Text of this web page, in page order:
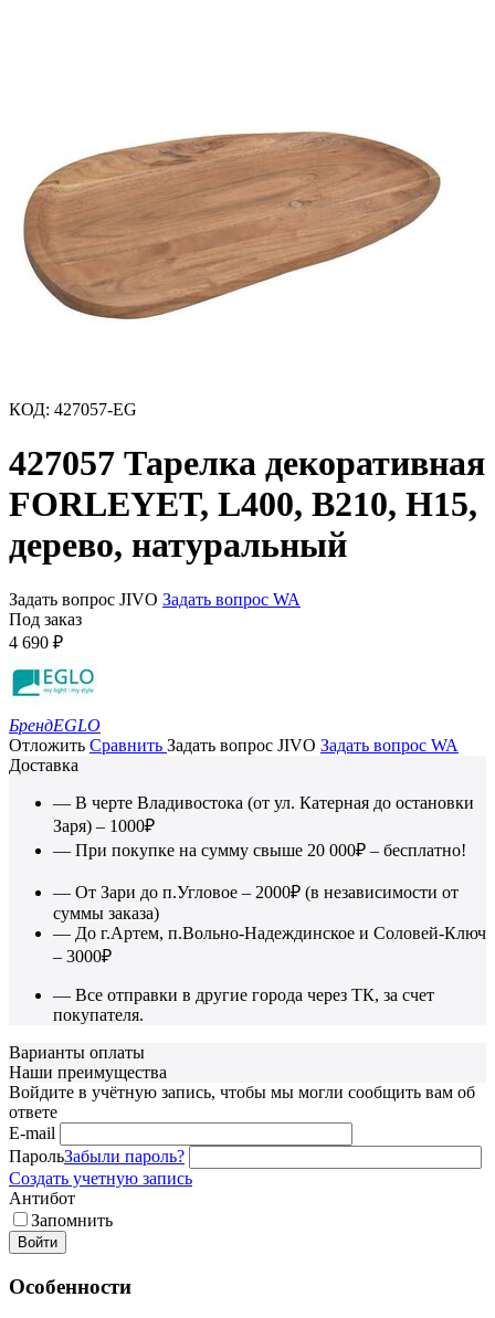
КОД: 427057-EG
427057 Тарелка декоративная
FORLEYET, L400, B210, H15,
дерево, натуральный
Задать вопрос JIVO Задать вопрос WA
Под заказ
4 690 ₽
БрендEGLO
Отложить Сравнить Задать вопрос JIVO Задать вопрос WA
Доставка
— В черте Владивостока (от ул. Катерная до остановки
Заря) – 1000₽
— При покупке на сумму свыше 20 000₽ – бесплатно!
— От Зари до п.Угловое – 2000₽ (в независимости от
суммы заказа)
— До г.Артем, п.Вольно-Надеждинское и Соловей-Ключ
– 3000₽
— Все отправки в другие города через ТК, за счет
покупателя.
Варианты оплаты
Наши преимущества
Войдите в учётную запись, чтобы мы могли сообщить вам об
ответе
E-mail
ПарольЗабыли пароль?
Создать учетную запись
Антибот
Запомнить
Войти
Особенности